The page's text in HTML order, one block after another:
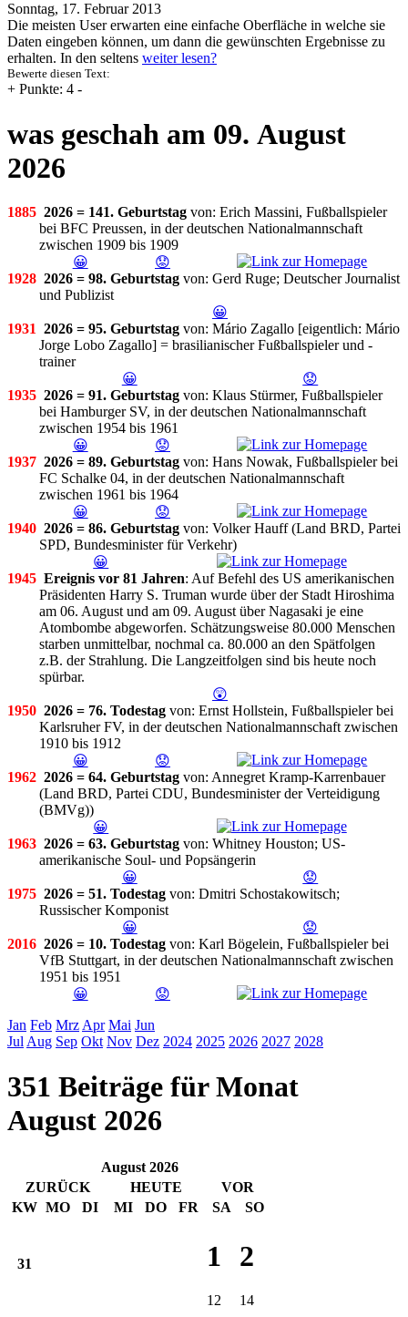
Sonntag, 17. Februar 2013
Die meisten User erwarten eine einfache Oberfläche in welche sie
Daten eingeben können, um dann die gewünschten Ergebnisse zu
erhalten. In den seltens weiter lesen?
Bewerte diesen Text:
+ Punkte: 4 -
was geschah am 09. August
2026
1885 2026 = 141. Geburtstag von: Erich Massini, Fußballspieler
bei BFC Preussen, in der deutschen Nationalmannschaft
zwischen 1909 bis 1909
😀
😟
1928 2026 = 98. Geburtstag von: Gerd Ruge; Deutscher Journalist
und Publizist
😀
1931 2026 = 95. Geburtstag von: Mário Zagallo [eigentlich: Mário
Jorge Lobo Zagallo] = brasilianischer Fußballspieler und -
trainer
😀
😟
1935 2026 = 91. Geburtstag von: Klaus Stürmer, Fußballspieler
bei Hamburger SV, in der deutschen Nationalmannschaft
zwischen 1954 bis 1961
😀
😟
1937 2026 = 89. Geburtstag von: Hans Nowak, Fußballspieler bei
FC Schalke 04, in der deutschen Nationalmannschaft
zwischen 1961 bis 1964
😀
😟
1940 2026 = 86. Geburtstag von: Volker Hauff (Land BRD, Partei
SPD, Bundesminister für Verkehr)
😀
1945 Ereignis vor 81 Jahren: Auf Befehl des US amerikanischen
Präsidenten Harry S. Truman wurde über der Stadt Hiroshima
am 06. August und am 09. August über Nagasaki je eine
Atombombe abgeworfen. Schätzungsweise 80.000 Menschen
starben unmittelbar, nochmal ca. 80.000 an den Spätfolgen
z.B. der Strahlung. Die Langzeitfolgen sind bis heute noch
spürbar.
😲
1950 2026 = 76. Todestag von: Ernst Hollstein, Fußballspieler bei
Karlsruher FV, in der deutschen Nationalmannschaft zwischen
1910 bis 1912
😀
😟
1962 2026 = 64. Geburtstag von: Annegret Kramp-Karrenbauer
(Land BRD, Partei CDU, Bundesminister der Verteidigung
(BMVg))
😀
1963 2026 = 63. Geburtstag von: Whitney Houston; US-
amerikanische Soul- und Popsängerin
😀
😟
1975 2026 = 51. Todestag von: Dmitri Schostakowitsch;
Russischer Komponist
😀
😟
2016 2026 = 10. Todestag von: Karl Bögelein, Fußballspieler bei
VfB Stuttgart, in der deutschen Nationalmannschaft zwischen
1951 bis 1951
😀
😟
Jan Feb Mrz Apr Mai Jun
Jul Aug Sep Okt Nov Dez 2024 2025 2026 2027 2028
351 Beiträge für Monat
August 2026
August 2026
ZURÜCK
HEUTE
VOR
KW MO DI MI DO FR SA SO
31 1
12
2
14